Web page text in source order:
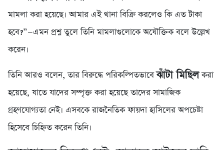
মামলা করা হয়েছে। আমার এই থানা বিক্রি করলেও কি এত টাকা
হবে?”—এমন প্রশ্ন তুলে তিনি মামলাগুলোকে অযৌক্তিক বলে উল্লেখ
করেন।
তিনি আরও বলেন, তার বিরুদ্ধে পরিকল্পিতভাবেঝাঁটা মিছিলকরা
হয়েছে, যাতে যাদের সম্পৃক্ত করা হয়েছে তাদের সামাজিক
গ্রহণযোগ্যতা নেই। এসবকে রাজনৈতিক ফায়দা হাসিলের অপচেষ্টা
হিসেবে চিহ্নিত করেন তিনি।